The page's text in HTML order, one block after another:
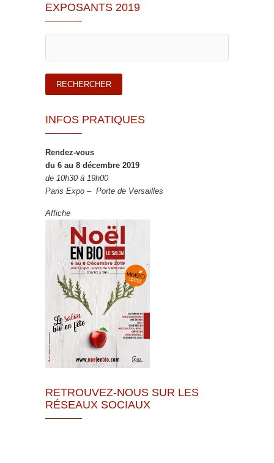
EXPOSANTS 2019
INFOS PRATIQUES
Rendez-vous
du 6 au 8 décembre 2019
de 10h30 à 19h00
Paris Expo – Porte de Versailles
Affiche
RETROUVEZ-NOUS SUR LES
RÉSEAUX SOCIAUX